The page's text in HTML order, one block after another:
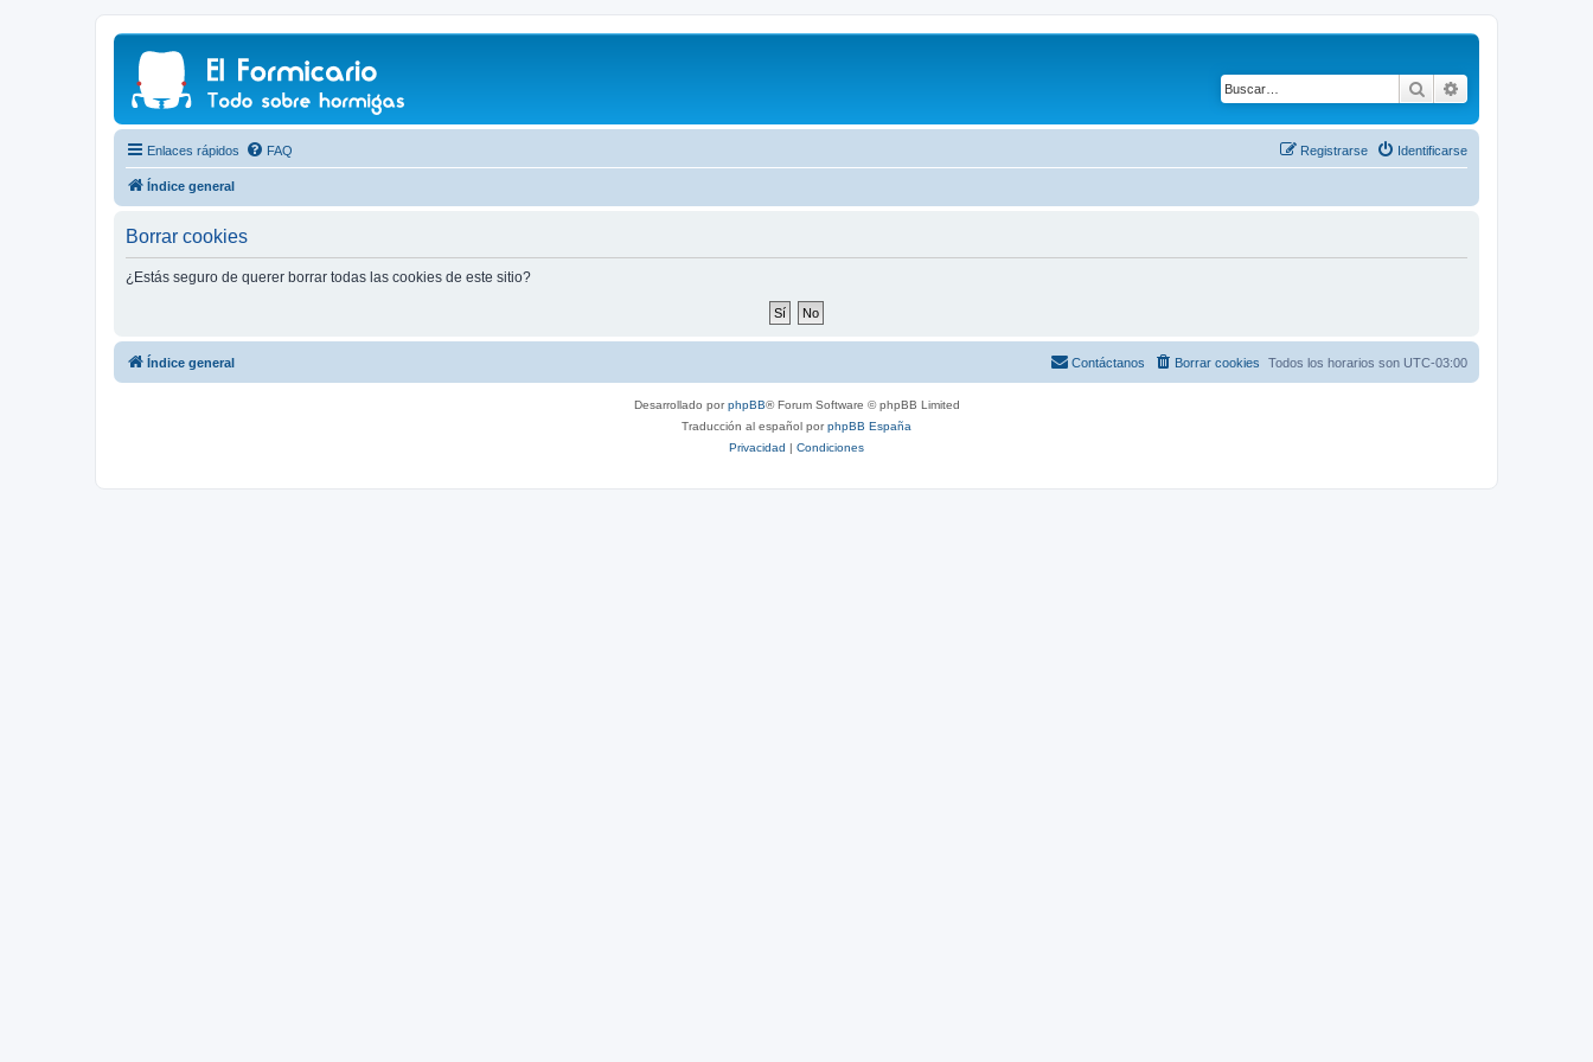
Buscar
Enlaces rápidos FAQ Identificarse
Registrarse
Índice general
Borrar cookies
¿Estás seguro de querer borrar todas las cookies de este sitio?
Índice general Todos los horarios son UTC-03:00
Borrar cookies
Contáctanos
Desarrollado porphpBB® Forum Software © phpBB Limited
Traducción al español porphpBB España
Privacidad | Condiciones